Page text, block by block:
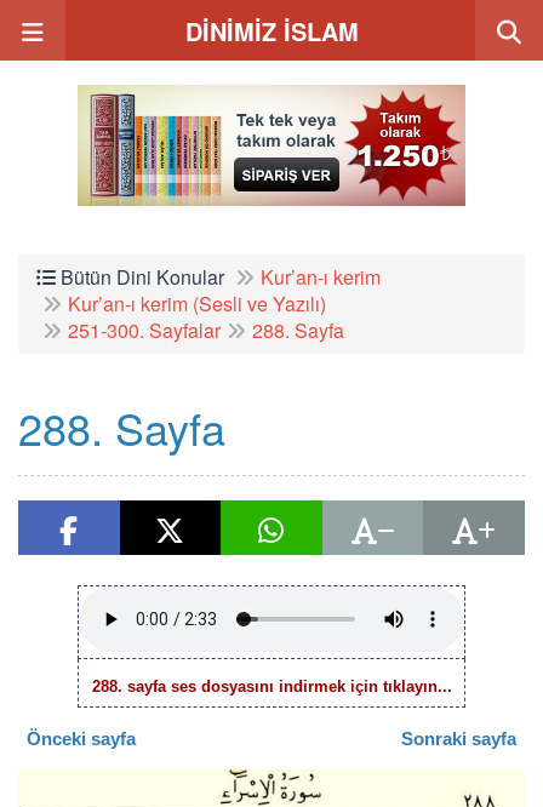
DİNİMİZ İSLAM
Bütün Dini Konular
Kur’an-ı kerim
Kur’an-ı kerim (Sesli ve Yazılı)
251-300. Sayfalar
288. Sayfa
288. Sayfa
288. sayfa ses dosyasını indirmek için tıklayın...
Önceki sayfa Sonraki sayfa